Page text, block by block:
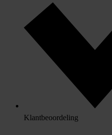
Klantbeoordeling